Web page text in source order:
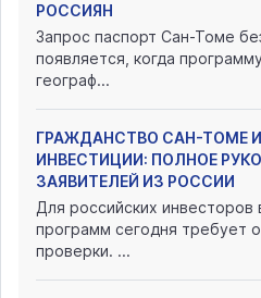
РОССИЯН
Запрос паспорт Сан-Томе
появляется, когда
географ...
ГРАЖДАНСТВО САН-ТОМЕ
ИНВЕСТИЦИИ: ПОЛНОЕ
ЗАЯВИТЕЛЕЙ ИЗ РОССИИ
Для российских
программ сегодня требует
проверки. ...